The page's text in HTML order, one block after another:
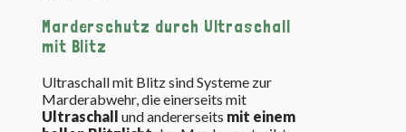
Marderschutz durch Ultraschall
mit Blitz
Ultraschall mit Blitz sind Systeme zur
Marderabwehr, die einerseits mit
Ultraschall und andererseits mit einem